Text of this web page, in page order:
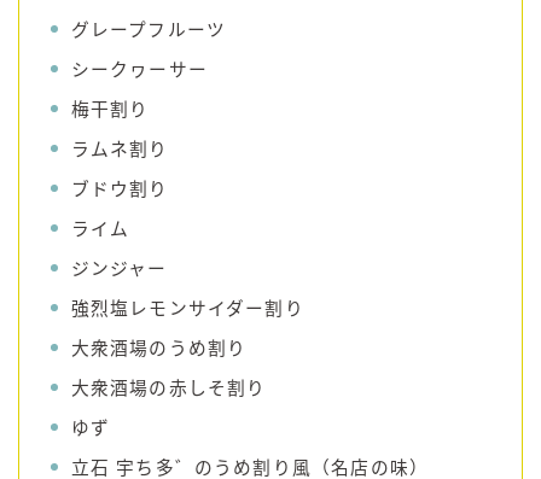
グレープフルーツ
シークヮーサー
梅干割り
ラムネ割り
ブドウ割り
ライム
ジンジャー
強烈塩レモンサイダー割り
大衆酒場のうめ割り
大衆酒場の赤しそ割り
ゆず
立石 宇ち多゛のうめ割り風（名店の味）